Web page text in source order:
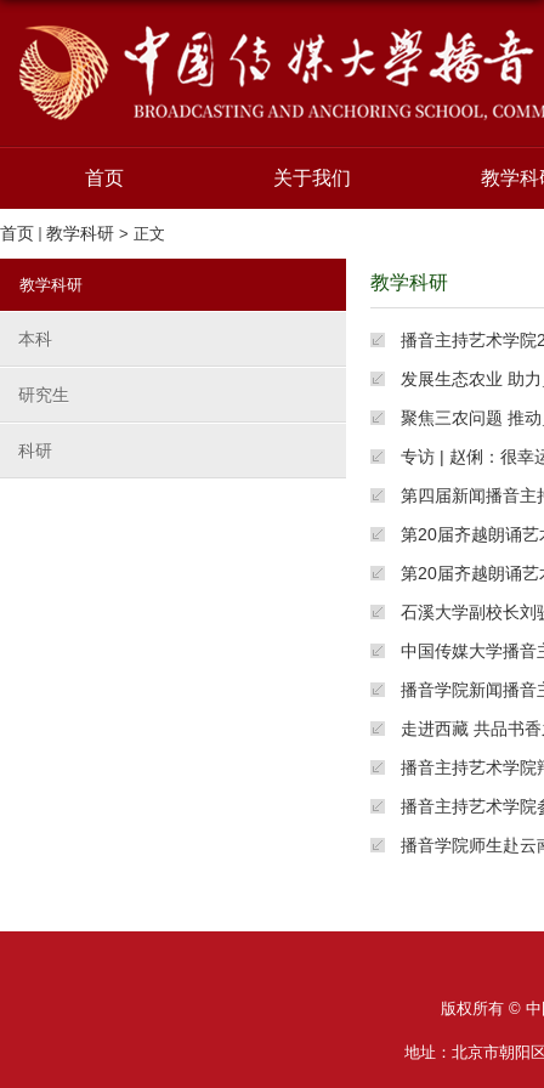
首页 关于我们 教学科
首页 教学科研 > 正文
教学科研
本科
研究生
科研
教学科研
播音主持艺术学院
发展生态农业 助
聚焦三农问题 推
专访 | 赵俐：很幸
第四届新闻播音主
第20届齐越朗诵
第20届齐越朗诵
石溪大学副校长刘
中国传媒大学播音
播音学院新闻播音
走进西藏 共品书
播音主持艺术学院
播音主持艺术学院
播音学院师生赴云
版权所有 ©
地址：北京市朝阳